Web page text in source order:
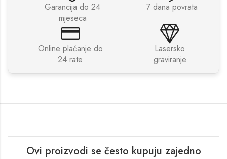
Garancija do 24
mjeseca
7 dana povrata
Online plaćanje do
24 rate
Lasersko
graviranje
Ovi proizvodi se često kupuju zajedno